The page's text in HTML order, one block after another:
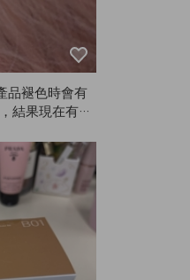
品褪色時會有
結果現在有專